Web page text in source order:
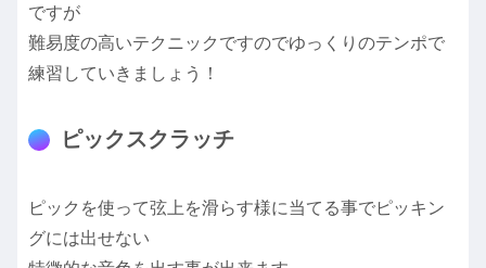
ですが
難易度の高いテクニックですのでゆっくりのテンポで
練習していきましょう！
ピックスクラッチ
ピックを使って弦上を滑らす様に当てる事でピッキン
グには出せない